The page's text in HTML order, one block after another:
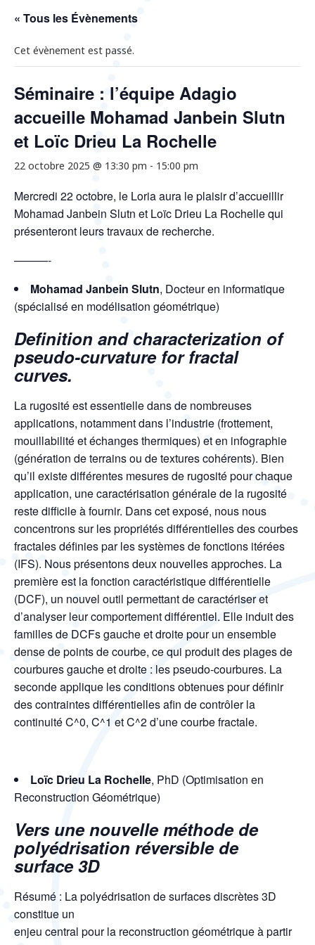
« Tous les Évènements
Cet évènement est passé.
Séminaire : l’équipe Adagio
accueille Mohamad Janbein Slutn
et Loïc Drieu La Rochelle
22 octobre 2025 @ 13:30 pm - 15:00 pm
Mercredi 22 octobre, le Loria aura le plaisir d’accueillir
Mohamad Janbein Slutn et Loïc Drieu La Rochelle qui
présenteront leurs travaux de recherche.
———-
Mohamad Janbein Slutn, Docteur en informatique
(spécialisé en modélisation géométrique)
Definition and characterization of
pseudo-curvature for fractal
curves.
La rugosité est essentielle dans de nombreuses
applications, notamment dans l’industrie (frottement,
mouillabilité et échanges thermiques) et en infographie
(génération de terrains ou de textures cohérents). Bien
qu’il existe différentes mesures de rugosité pour chaque
application, une caractérisation générale de la rugosité
reste difficile à fournir. Dans cet exposé, nous nous
concentrons sur les propriétés différentielles des courbes
fractales définies par les systèmes de fonctions itérées
(IFS). Nous présentons deux nouvelles approches. La
première est la fonction caractéristique différentielle
(DCF), un nouvel outil permettant de caractériser et
d’analyser leur comportement différentiel. Elle induit des
familles de DCFs gauche et droite pour un ensemble
dense de points de courbe, ce qui produit des plages de
courbures gauche et droite : les pseudo-courbures. La
seconde applique les conditions obtenues pour définir
des contraintes différentielles afin de contrôler la
continuité C^0, C^1 et C^2 d’une courbe fractale.
Loïc Drieu La Rochelle, PhD (Optimisation en
Reconstruction Géométrique)
Vers une nouvelle méthode de
polyédrisation réversible de
surface 3D
Résumé : La polyédrisation de surfaces discrètes 3D
constitue un
enjeu central pour la reconstruction géométrique à partir